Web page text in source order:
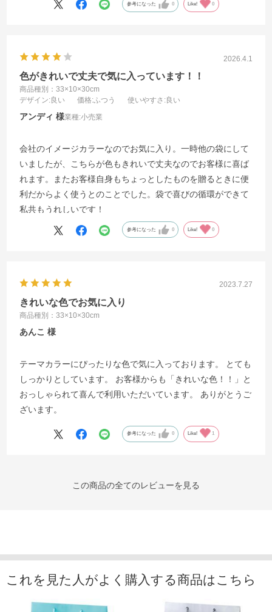
参考になった 0 Like! 0
2026.4.1
色がきれいで丈夫で気に入っています！！
商品種別：33×10×30cm
デザイン:良い 価格:ふつう 使いやすさ :良い
アンディ 業種:小売業
会社のイメージカラーなのでお気に入り。一時他の袋にして
いましたが、こちらが色もきれいで丈夫なのでお客様に喜ば
れます。またお客様自身もちょっとしたものを贈るときに便
利だからよく使うとのことでした。袋で喜びの循環ができて
私共もうれしいです！
参考になった 0 Like! 0
2023.7.27
きれいな色でお気に入り
商品種別：33×10×30cm
あんこ
テーマカラーにぴったりな色で気に入っております。 とても
しっかりとしています。 お客様からも「きれいな色！！」と
おっしゃられて喜んで利用いただいています。 ありがとうご
ざいます。
参考になった 0 Like! 1
この商品の全てのレビューを見る
これを見た人がよく購入する商品はこちら